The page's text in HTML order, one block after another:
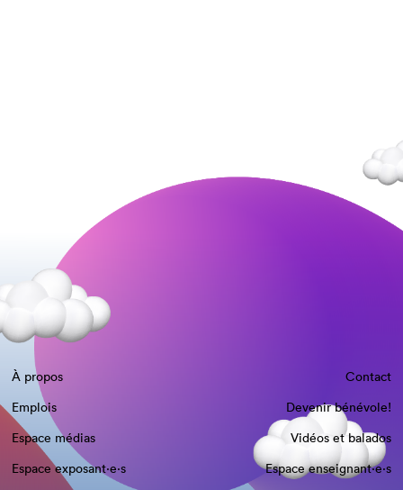
À propos
Contact
Emplois
Devenir bénévole!
Espace médias
Vidéos et balados
Espace exposant·e⋅s
Espace enseignant·e⋅s